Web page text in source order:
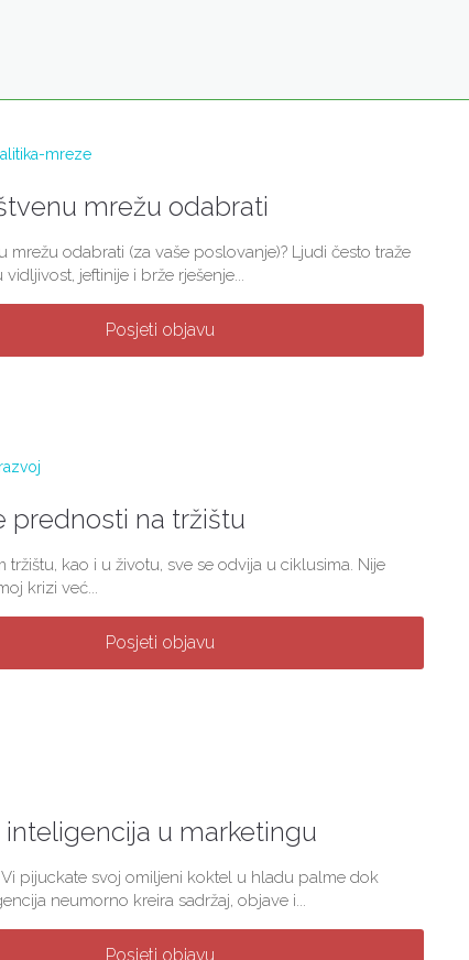
mrežu odabrati
mrežu odabrati (za vaše poslovanje)? Ljudi često traže
jeftinije i brže rješenje...
Posjeti objavu
prednosti na tržištu
tržištu, kao i u životu, sve se odvija u ciklusima. Nije
krizi već...
Posjeti objavu
u marketingu
pijuckate svoj omiljeni koktel u hladu palme dok
neumorno kreira sadržaj, objave i...
Posjeti objavu